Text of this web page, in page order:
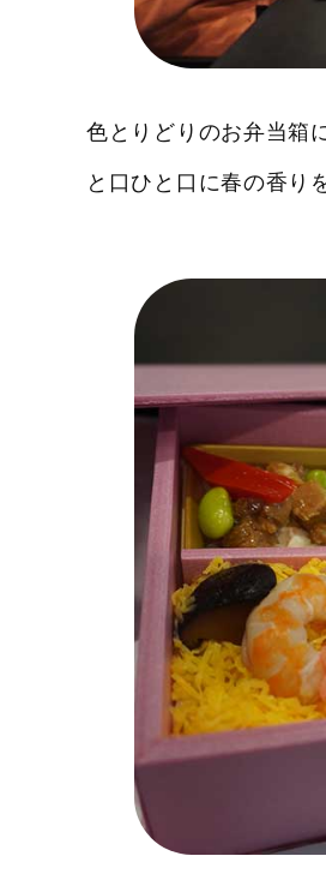
色とりどりのお弁当箱
と口ひと口に春の香り